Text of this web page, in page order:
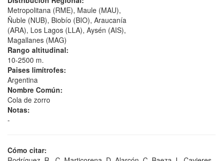
Metropolitana (RME), Maule (MAU),
Ñuble (NUB), Biobío (BIO), Araucanía
(ARA), Los Lagos (LLA), Aysén (AIS),
Magallanes (MAG)
Rango altitudinal:
10-2500 m.
Paises limítrofes:
Argentina
Nombre Común:
Cola de zorro
Notas:
-
Cómo citar: